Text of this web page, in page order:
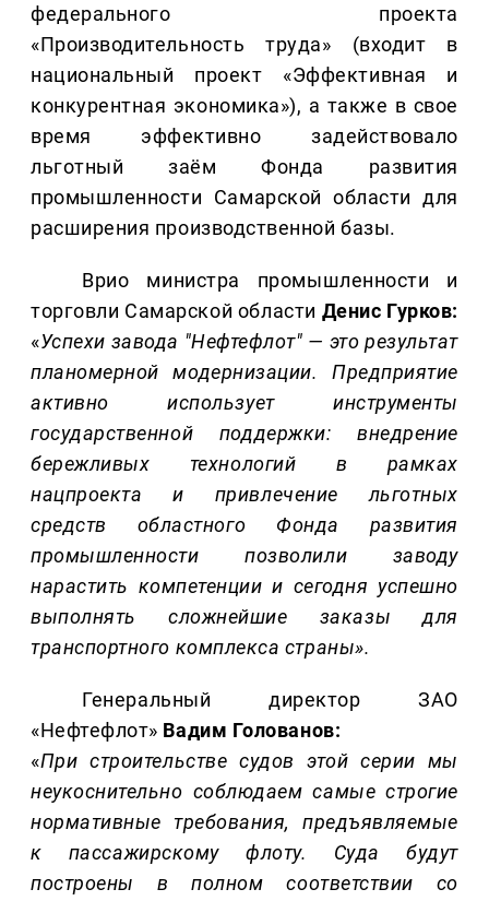
федерального проекта
«Производительность труда» (входит в
национальный проект «Эффективная и
конкурентная экономика»), а также в свое
время эффективно задействовало
льготный заём Фонда развития
промышленности Самарской области для
расширения производственной базы.
Врио министра промышленности и
торговли Самарской области Денис Гурков:
«Успехи завода "Нефтефлот" — это результат
планомерной модернизации. Предприятие
активно использует инструменты
государственной поддержки: внедрение
бережливых технологий в рамках
нацпроекта и привлечение льготных
средств областного Фонда развития
промышленности позволили заводу
нарастить компетенции и сегодня успешно
выполнять сложнейшие заказы для
транспортного комплекса страны».
Генеральный директор ЗАО
«Нефтефлот» Вадим Голованов:
«При строительстве судов этой серии мы
неукоснительно соблюдаем самые строгие
нормативные требования, предъявляемые
к пассажирскому флоту. Суда будут
построены в полном соответствии со